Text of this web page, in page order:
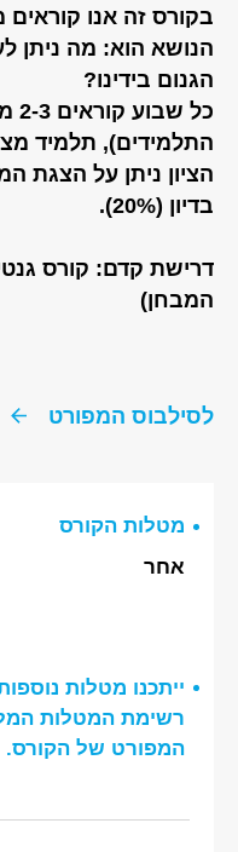
בקורס זה אנו
הנושא הוא: מה ניתן
הגנום בידינו?
התלמידים), תלמיד
בדיון (20%).
דרישת קדם: קורס
המבחן)
לסילבוס המפורט
מטלות הקורס
אחר
ייתכנו מטלות
רשימת המטלות
המפורט של הקורס.